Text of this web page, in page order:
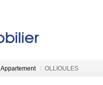
Appartement OLLIOULES